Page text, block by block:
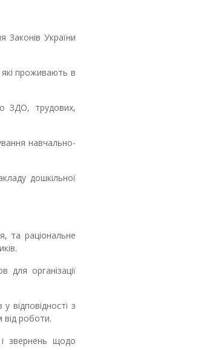
Законів України
проживають в
ЗДО, трудових,
навчально-
дошкільної
та раціональне
для організації
відповідності з
від роботи.
і звернень щодо